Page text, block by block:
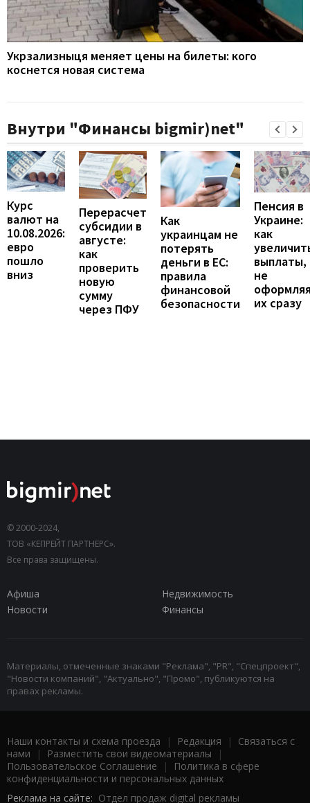
Укрзализныця меняет цены на билеты: кого
коснется новая система
Внутри "Финансы bigmir)net"
Курс
валют на
10.08.2026:
евро
пошло
вниз
Перерасчет
субсидии в
августе:
как
проверить
новую
сумму
через ПФУ
Как
украинцам не
потерять
деньги в ЕС:
правила
финансовой
безопасности
Пенсия в
Украине:
как
выплаты,
не
их сразу
© 2000-2024,
ТОВ «КЕПРЕЙТ ПАРТНЕРС».
Все права защищены.
Афиша
Недвижимость
Новости
Финансы
Материалы, отмеченные знаками "Реклама", "PR", "Спецпроект",
"Новости компаний", "Актуально", "Промо", публикуются на
правах рекламы.
Наши контакты и схема проезда | Редакция | Связаться с
нами | Разместить свои видеоматериалы |
Пользовательское Соглашение |
Политика в сфере
конфиденциальности и персональных данных
Реклама на сайте: Отдел продаж digital рекламы